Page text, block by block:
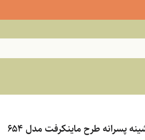
پسرانه طرح ماینکرفت مدل ۶۵۴